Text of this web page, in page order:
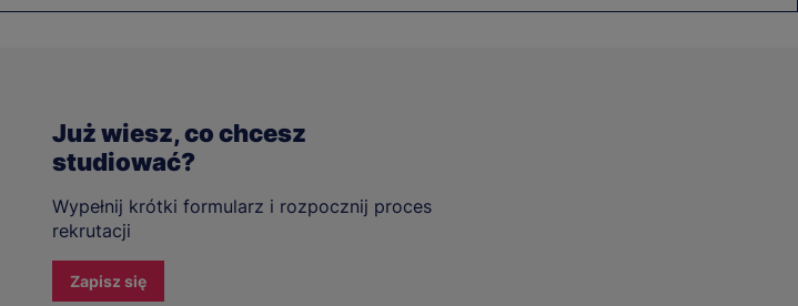
Już wiesz, co chcesz
studiować?
Wypełnij krótki formularz i rozpocznij proces
rekrutacji
Zapisz się